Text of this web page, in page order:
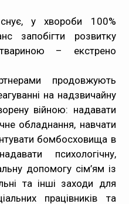
у хвороби 100%
запобігти розвитку
– екстрено
продовжують
на надзвичайну
війною: надавати
обладнання, навчати
бомбосховища в
психологічну,
допомогу сім’ям із
та інші заходи для
працівників та